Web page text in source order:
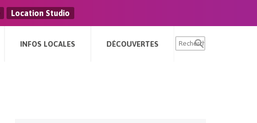
Location Studio
INFOS LOCALES DÉCOUVERTES